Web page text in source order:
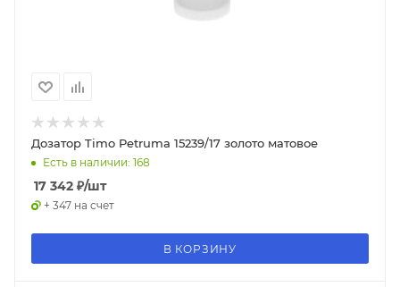
Дозатор Timo Petruma 15239/17 золото матовое
Есть в наличии: 168
17 342 ₽/шт
+ 347 на счет
В КОРЗИНУ